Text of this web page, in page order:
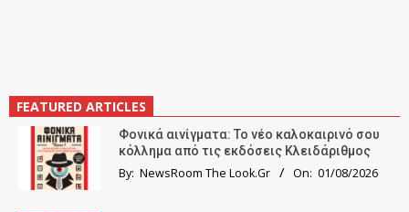
FEATURED ARTICLES
Φονικά αινίγματα: Το νέο καλοκαιρινό σου
κόλλημα από τις εκδόσεις Κλειδάριθμος
By: NewsRoom The Look.Gr On: 01/08/2026